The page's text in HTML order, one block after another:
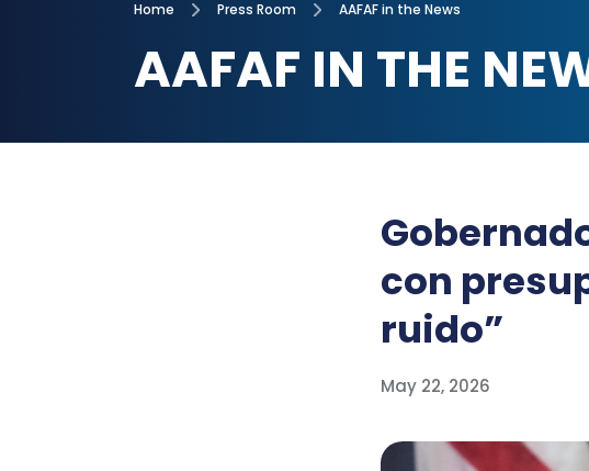
Home Press Room AAFAF in the News
AAFAF IN THE
con
ruido”
May 22, 2026